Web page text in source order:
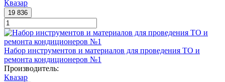
Квазар
19 836
Набор инструментов и материалов для проведения ТО и
ремонта кондиционеров №1
Производитель:
Квазар